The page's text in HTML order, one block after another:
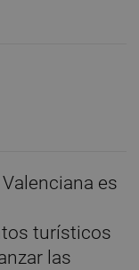
es
turísticos
las